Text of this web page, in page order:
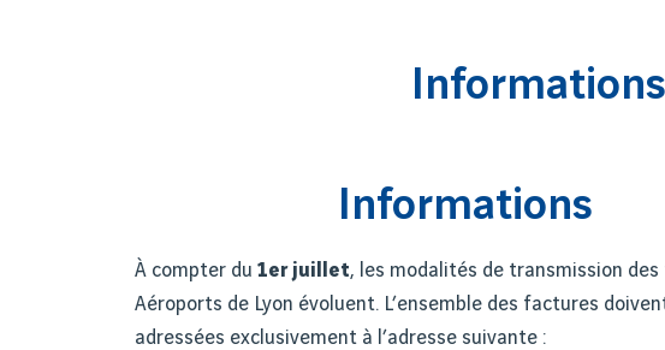
Informations
À compter du 1er juillet, les modalités de transmission
Aéroports de Lyon évoluent. L’ensemble des factures
adressées exclusivement à l’adresse suivante :